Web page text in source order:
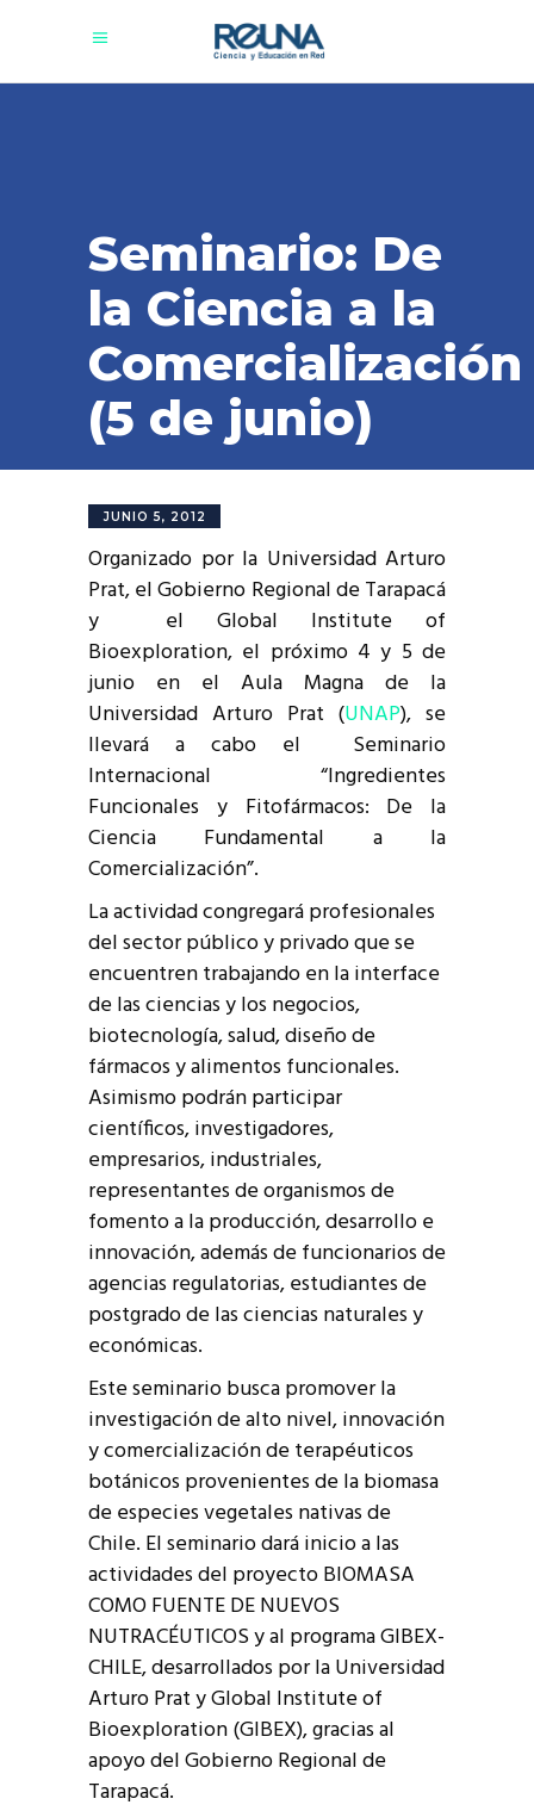
Seminario: De
la Ciencia a la
Comercialización
(5 de junio)
JUNIO 5, 2012
Organizado por la Universidad Arturo
Prat, el Gobierno Regional de Tarapacá
y el Global Institute of
Bioexploration, el próximo 4 y 5 de
junio en el Aula Magna de la
Universidad Arturo Prat (UNAP), se
llevará a cabo el Seminario
Internacional “Ingredientes
Funcionales y Fitofármacos: De la
Ciencia Fundamental a la
Comercialización”.
La actividad congregará profesionales
del sector público y privado que se
encuentren trabajando en la interface
de las ciencias y los negocios,
biotecnología, salud, diseño de
fármacos y alimentos funcionales.
Asimismo podrán participar
científicos, investigadores,
empresarios, industriales,
representantes de organismos de
fomento a la producción, desarrollo e
innovación, además de funcionarios de
agencias regulatorias, estudiantes de
postgrado de las ciencias naturales y
económicas.
Este seminario busca promover la
investigación de alto nivel, innovación
y comercialización de terapéuticos
botánicos provenientes de la biomasa
de especies vegetales nativas de
Chile. El seminario dará inicio a las
actividades del proyecto BIOMASA
COMO FUENTE DE NUEVOS
NUTRACÉUTICOS y al programa GIBEX-
CHILE, desarrollados por la Universidad
Arturo Prat y Global Institute of
Bioexploration (GIBEX), gracias al
apoyo del Gobierno Regional de
Tarapacá.